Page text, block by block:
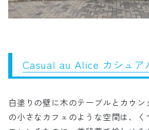
Casual au Alice カシュア
白塗りの壁に木のテーブルとカウン
の小さなカフェのような空間は、く